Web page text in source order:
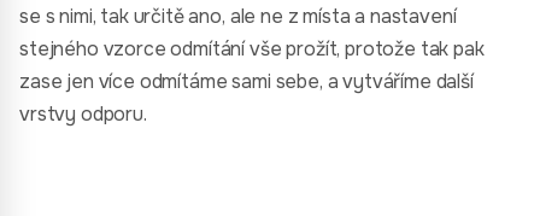
se s nimi, tak určitě ano, ale ne z místa a nastavení
stejného vzorce odmítání vše prožít, protože tak pak
zase jen více odmítáme sami sebe, a vytváříme další
vrstvy odporu.